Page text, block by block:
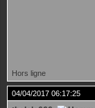
Hors ligne
04/04/2017 06:17:25